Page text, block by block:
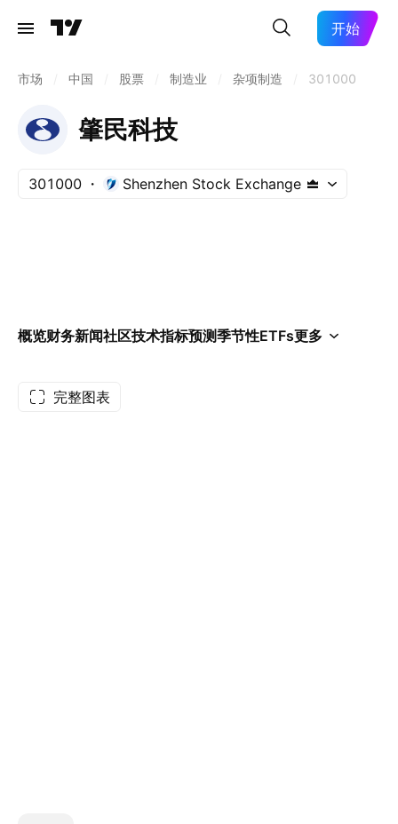
开始
市场 中国 股票 制造业 杂项制造 301000
肇民科技
301000 Shenzhen Stock Exchange
概览财务新闻社区技术指标预测季节性ETFs更多
完整图表